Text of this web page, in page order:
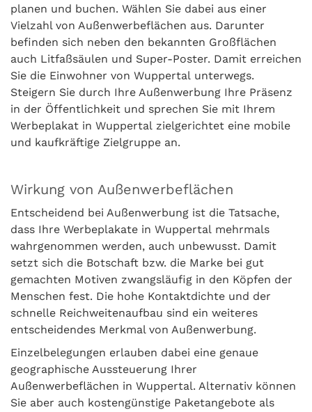
planen und buchen. Wählen Sie dabei aus einer
Vielzahl von Außenwerbeflächen aus. Darunter
befinden sich neben den bekannten Großflächen
auch Litfaßsäulen und Super-Poster. Damit erreichen
Sie die Einwohner von Wuppertal unterwegs.
Steigern Sie durch Ihre Außenwerbung Ihre Präsenz
in der Öffentlichkeit und sprechen Sie mit Ihrem
Werbeplakat in Wuppertal zielgerichtet eine mobile
und kaufkräftige Zielgruppe an.
Wirkung von Außenwerbeflächen
Entscheidend bei Außenwerbung ist die Tatsache,
dass Ihre Werbeplakate in Wuppertal mehrmals
wahrgenommen werden, auch unbewusst. Damit
setzt sich die Botschaft bzw. die Marke bei gut
gemachten Motiven zwangsläufig in den Köpfen der
Menschen fest. Die hohe Kontaktdichte und der
schnelle Reichweitenaufbau sind ein weiteres
entscheidendes Merkmal von Außenwerbung.
Einzelbelegungen erlauben dabei eine genaue
geographische Aussteuerung Ihrer
Außenwerbeflächen in Wuppertal. Alternativ können
Sie aber auch kostengünstige Paketangebote als